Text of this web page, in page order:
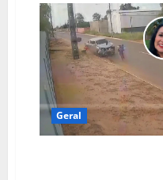
Polícia
prende
suspeito
de
acidente
que
matou
3
pessoas
em
Teresina
Geral